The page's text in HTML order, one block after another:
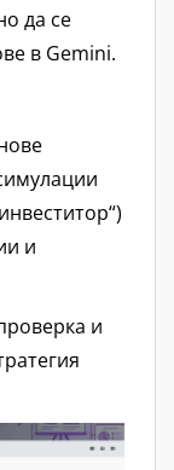
да се
в Gemini.
и
и